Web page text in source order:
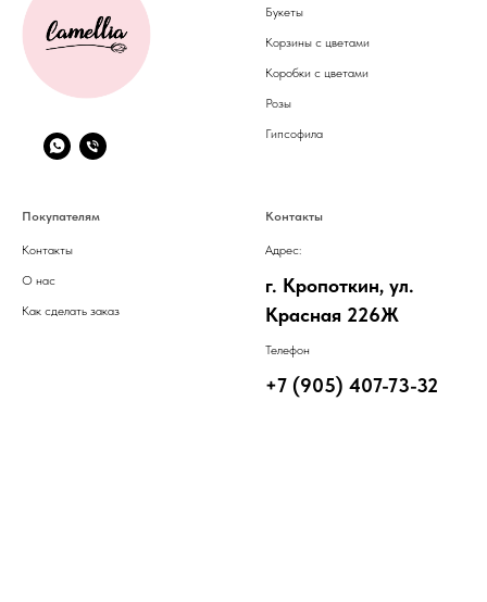
Букеты
Корзины с цветами
Коробки с цветами
Розы
Гипсофила
Покупателям
Контакты
О нас
Как сделать заказ
Контакты
Адрес:
г. Кропоткин, ул.
Красная 226Ж
Телефон
+7 (905) 407-73-32